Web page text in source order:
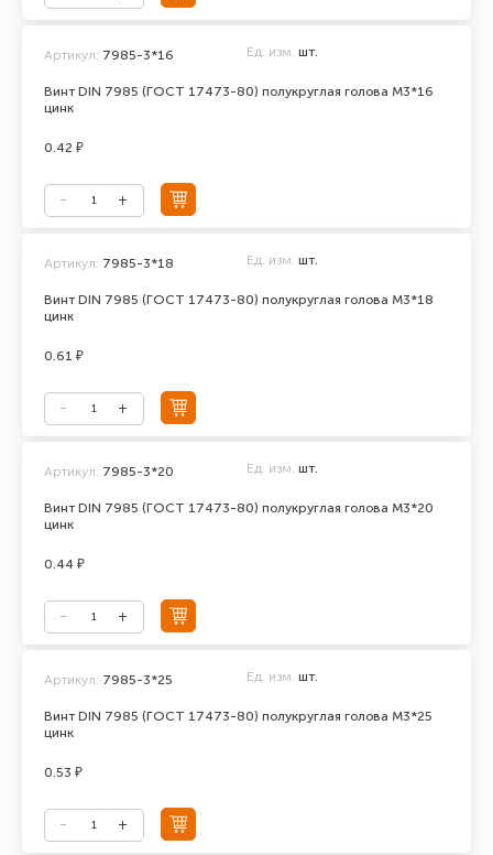
Винт DIN 7985 (ГОСТ 17473-80) полукруглая голова М3*16
цинк
Артикул: 7985-3*16 Ед. изм. шт.
0.42 ₽
Винт DIN 7985 (ГОСТ 17473-80) полукруглая голова М3*18
цинк
Артикул: 7985-3*18 Ед. изм. шт.
0.61 ₽
Винт DIN 7985 (ГОСТ 17473-80) полукруглая голова М3*20
цинк
Артикул: 7985-3*20 Ед. изм. шт.
0.44 ₽
Винт DIN 7985 (ГОСТ 17473-80) полукруглая голова М3*25
цинк
Артикул: 7985-3*25 Ед. изм. шт.
0.53 ₽